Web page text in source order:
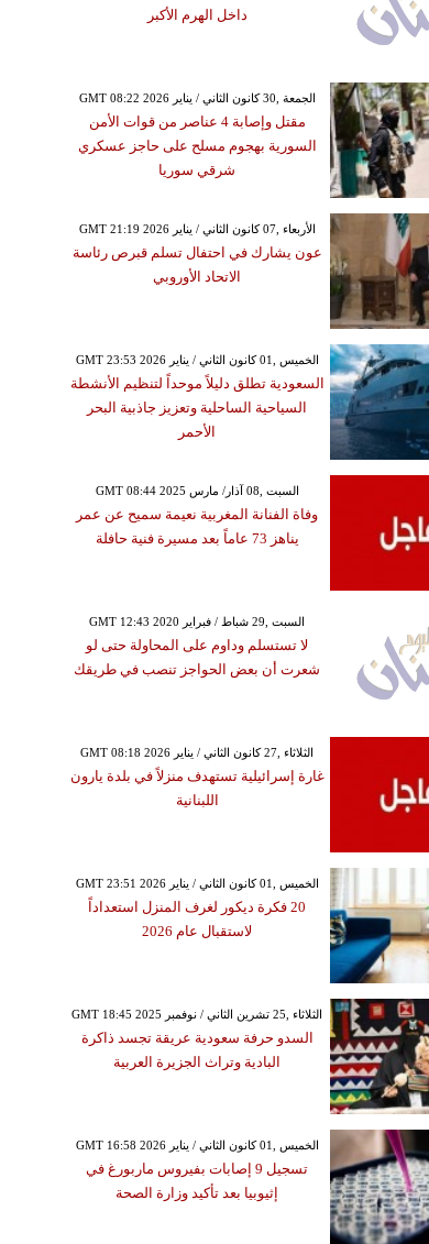
داخل الهرم الأكبر
GMT 08:22 2026 الجمعة ,30 كانون الثاني / يناير
مقتل وإصابة 4 عناصر من قوات الأمن
السورية بهجوم مسلح على حاجز عسكري
شرقي سوريا
GMT 21:19 2026 الأربعاء ,07 كانون الثاني / يناير
عون يشارك في احتفال تسلم قبرص رئاسة
الاتحاد الأوروبي
GMT 23:53 2026 الخميس ,01 كانون الثاني / يناير
السعودية تطلق دليلاً موحداً لتنظيم الأنشطة
السياحية الساحلية وتعزيز جاذبية البحر
الأحمر
GMT 08:44 2025 السبت ,08 آذار/ مارس
وفاة الفنانة المغربية نعيمة سميح عن عمر
يناهز 73 عاماً بعد مسيرة فنية حافلة
GMT 12:43 2020 السبت ,29 شباط / فبراير
لا تستسلم وداوم على المحاولة حتى لو
شعرت أن بعض الحواجز تنصب في طريقك
GMT 08:18 2026 الثلاثاء ,27 كانون الثاني / يناير
غارة إسرائيلية تستهدف منزلاً في بلدة يارون
اللبنانية
GMT 23:51 2026 الخميس ,01 كانون الثاني / يناير
20 فكرة ديكور لغرف المنزل استعداداً
لاستقبال عام 2026
GMT 18:45 2025 الثلاثاء ,25 تشرين الثاني / نوفمبر
السدو حرفة سعودية عريقة تجسد ذاكرة
البادية وتراث الجزيرة العربية
GMT 16:58 2026 الخميس ,01 كانون الثاني / يناير
تسجيل 9 إصابات بفيروس ماربورغ في
إثيوبيا بعد تأكيد وزارة الصحة